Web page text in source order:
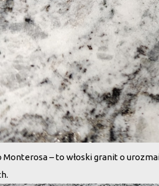
Monterosa – to włoski granit o